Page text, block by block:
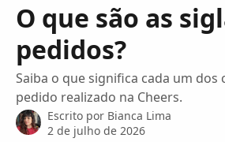
O que são as
pedidos?
Saiba o que significa cada um dos
pedido realizado na Cheers.
Escrito por Bianca Lima
2 de julho de 2026